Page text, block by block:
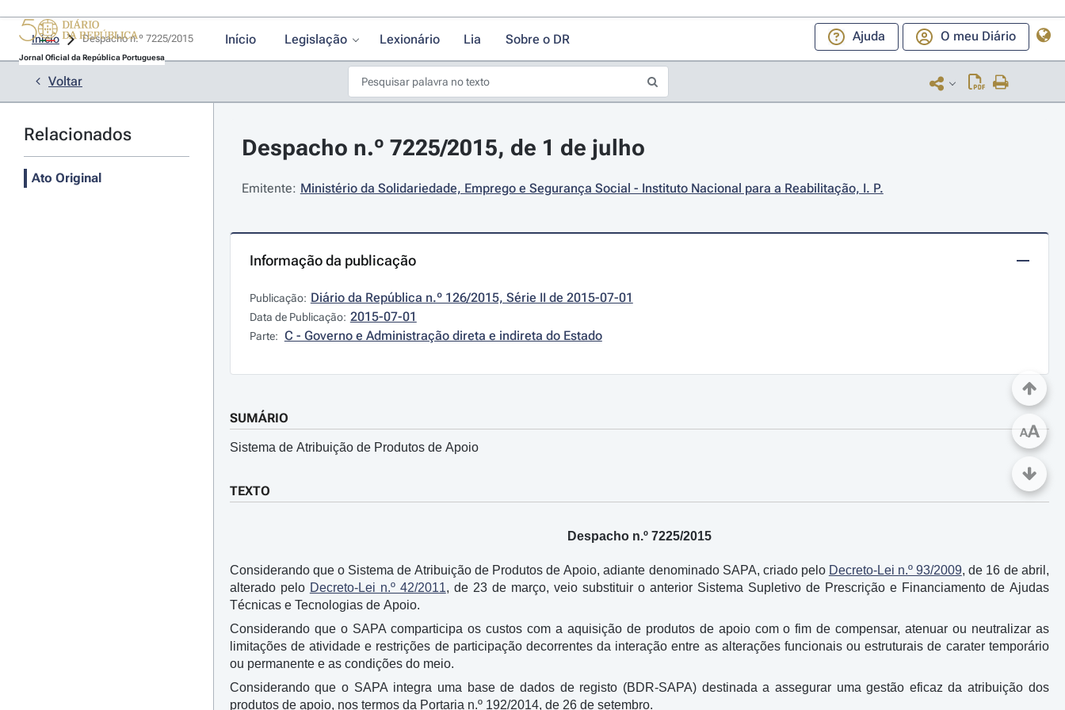
Jornal Oficial da República Portuguesa
Início Legislação Lexionário Lia Sobre o DR Ajuda O meu Diário
Início
Voltar
Relacionados
Ato Original
Despacho n.º 7225/2015, de 1 de julho
Emitente: Ministério da Solidariedade, Emprego e Segurança Social - Instituto Nacional para a Reabilitação, I. P.
Informação da publicação
Publicação: Diário da República n.º 126/2015, Série II de 2015-07-01
Data de Publicação: 2015-07-01
Parte: C - Governo e Administração direta e indireta do Estado
SUMÁRIO
Sistema de Atribuição de Produtos de Apoio
TEXTO
Despacho n.º 7225/2015
Considerando que o Sistema de Atribuição de Produtos de Apoio, adiante denominado SAPA, criado pelo Decreto-Lei n.º 93/2009, de 16 de abril,
alterado pelo Decreto-Lei n.º 42/2011, de 23 de março, veio substituir o anterior Sistema Supletivo de Prescrição e Financiamento de Ajudas
Técnicas e Tecnologias de Apoio.
Considerando que o SAPA comparticipa os custos com a aquisição de produtos de apoio com o fim de compensar, atenuar ou neutralizar as
limitações de atividade e restrições de participação decorrentes da interação entre as alterações funcionais ou estruturais de carater temporário
ou permanente e as condições do meio.
Considerando que o SAPA integra uma base de dados de registo (BDR-SAPA) destinada a assegurar uma gestão eficaz da atribuição dos
produtos de apoio, nos termos da Portaria n.º 192/2014, de 26 de setembro.
AA